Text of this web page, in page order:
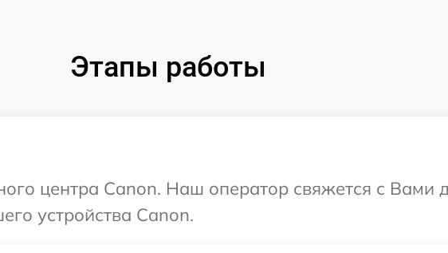
Этапы работы
центра Canon. Наш оператор свяжется с Вами
устройства Canon.